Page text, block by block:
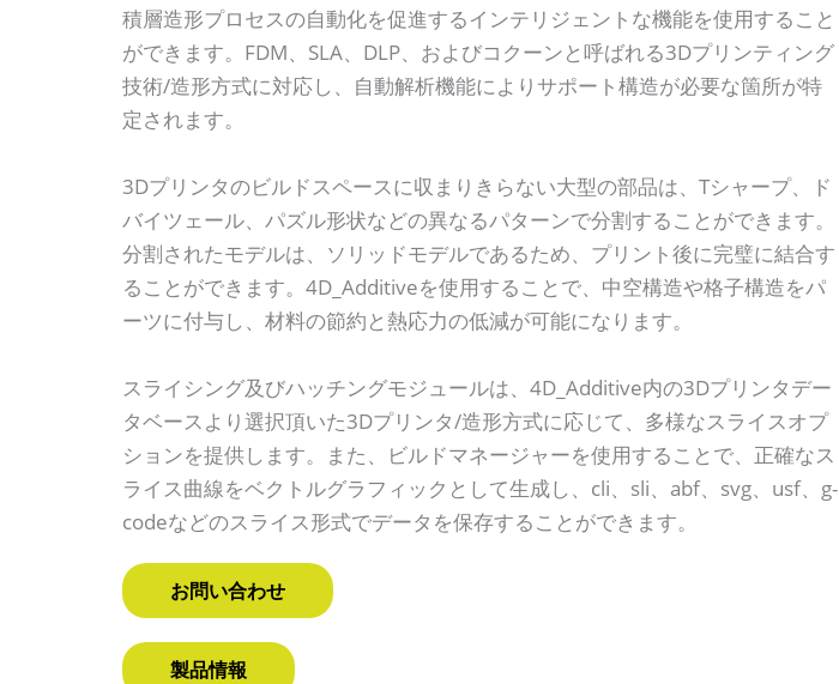
積層造形プロセスの自動化を促進するインテリジェントな機能を使用すること
ができます。FDM、SLA、DLP、およびコクーンと呼ばれる3Dプリンティング
技術/造形方式に対応し、自動解析機能によりサポート構造が必要な箇所が特
定されます。
3Dプリンタのビルドスペースに収まりきらない大型の部品は、Tシャープ、ド
バイツェール、パズル形状などの異なるパターンで分割することができます。
分割されたモデルは、ソリッドモデルであるため、プリント後に完璧に結合す
ることができます。4D_Additiveを使用することで、中空構造や格子構造をパ
ーツに付与し、材料の節約と熱応力の低減が可能になります。
スライシング及びハッチングモジュールは、4D_Additive内の3Dプリンタデー
タベースより選択頂いた3Dプリンタ/造形方式に応じて、多様なスライスオプ
ションを提供します。また、ビルドマネージャーを使用することで、正確なス
ライス曲線をベクトルグラフィックとして生成し、cli、sli、abf、svg、usf、g-
codeなどのスライス形式でデータを保存することができます。
お問い合わせ
製品情報